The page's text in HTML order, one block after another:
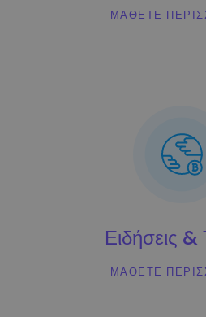
ΜΆΘΕΤΕ
Ειδήσεις &
ΜΆΘΕΤΕ